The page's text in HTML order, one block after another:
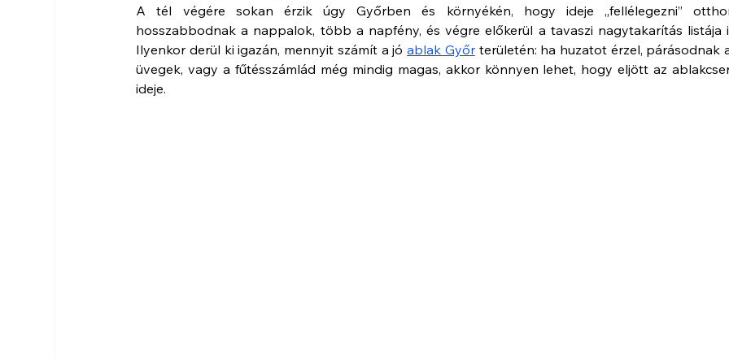
A tél végére sokan érzik úgy Győrben és környékén, hogy ideje „fellélegezni”
hosszabbodnak a nappalok, több a napfény, és végre előkerül a tavaszi nagytakarítás listája
Ilyenkor derül ki igazán, mennyit számít a jó ablak Győr területén: ha huzatot érzel, párásodnak
üvegek, vagy a fűtésszámlád még mindig magas, akkor könnyen lehet, hogy eljött az
ideje.